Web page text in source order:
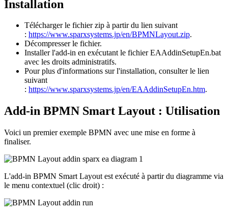
Installation
Télécharger le fichier zip à partir du lien suivant
: https://www.sparxsystems.jp/en/BPMNLayout.zip.
Décompresser le fichier.
Installer l'add-in en exécutant le fichier EAAddinSetupEn.bat
avec les droits administratifs.
Pour plus d'informations sur l'installation, consulter le lien
suivant
: https://www.sparxsystems.jp/en/EAAddinSetupEn.htm.
Add-in BPMN Smart Layout : Utilisation
Voici un premier exemple BPMN avec une mise en forme à
finaliser.
L'add-in BPMN Smart Layout est exécuté à partir du diagramme via
le menu contextuel (clic droit) :